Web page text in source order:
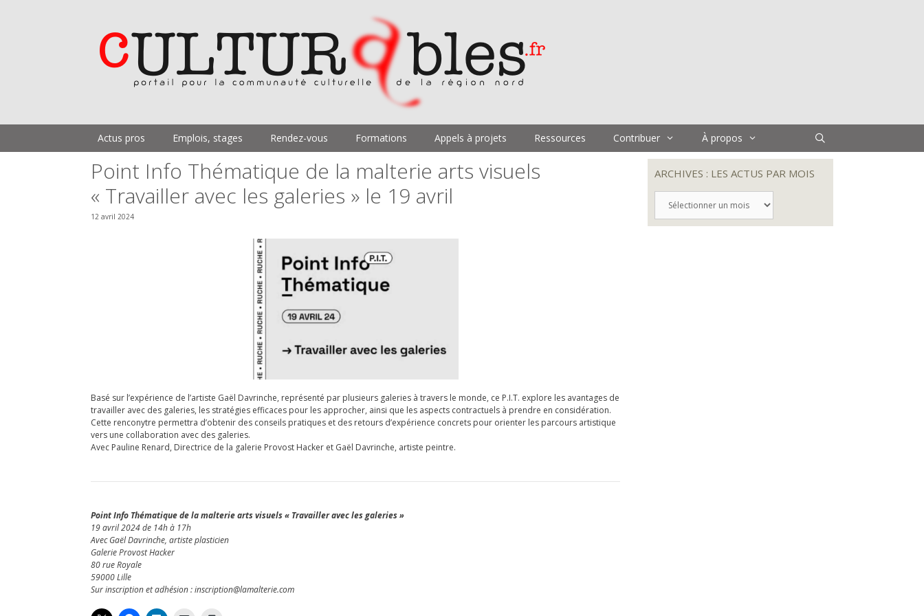
Actus pros Emplois, stages Rendez-vous Formations Appels à projets Ressources Contribuer À propos
Point Info Thématique de la malterie arts visuels
« Travailler avec les galeries » le 19 avril
12 avril 2024
Basé sur l’expérience de l’artiste Gaël Davrinche, représenté par plusieurs galeries à travers le monde, ce P.I.T. explore les avantages de
travailler avec des galeries, les stratégies efficaces pour les approcher, ainsi que les aspects contractuels à prendre en considération.
Cette renconytre permettra d’obtenir des conseils pratiques et des retours d’expérience concrets pour orienter les parcours artistique
vers une collaboration avec des galeries.
Avec Pauline Renard, Directrice de la galerie Provost Hacker et Gaël Davrinche, artiste peintre.
Point Info Thématique de la malterie arts visuels « Travailler avec les galeries »
19 avril 2024 de 14h à 17h
Avec Gaël Davrinche, artiste plasticien
Galerie Provost Hacker
80 rue Royale
59000 Lille
Sur inscription et adhésion : inscription@lamalterie.com
ARCHIVES : LES ACTUS PAR MOIS
LES